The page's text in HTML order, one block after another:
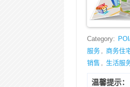
Category:
服务 , 商务住
销售 , 生活服
温馨提示：